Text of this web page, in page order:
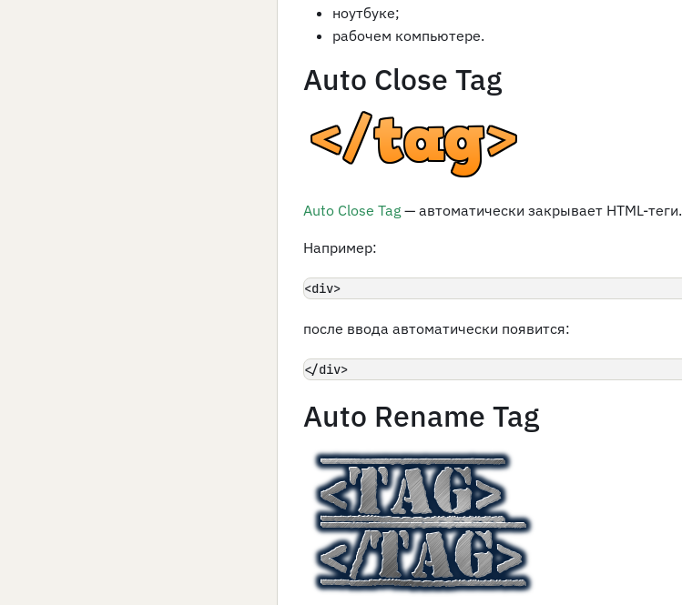
ноутбуке;
рабочем компьютере.
Auto Close Tag
Auto Close Tag — автоматически закрывает HTML-теги.
Например:
<div>
после ввода автоматически появится:
</div>
Auto Rename Tag